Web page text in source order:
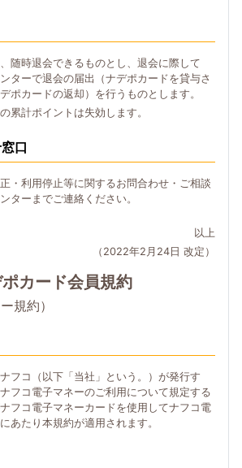
随時退会できるものとし、退会に際して
ターで退会の届出（ナデポカードを貸与さ
ポカードの返却）を行うものとします。
累計ポイントは失効します。
口
・利用停止等に関するお問合わせ・ご相談
ターまでご連絡ください。
以上
（2022年2月24日 改定）
カード会員規約
規約）
フコ（以下「当社」という。）が発行す
フコ電子マネーのご利用について規定する
フコ電子マネーカードを使用してナフコ電
あたり本規約が適用されます。